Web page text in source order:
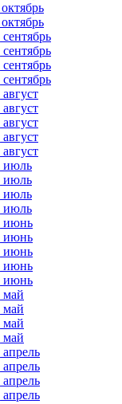
июль
июль
июль
июль
июнь
июнь
июнь
июнь
июнь
май
май
май
май